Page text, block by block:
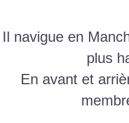
Il navigue en
plus
En avant et